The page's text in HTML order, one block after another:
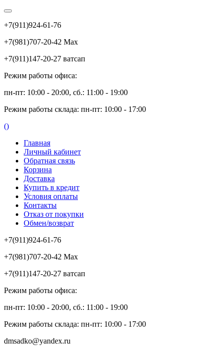
+7(911)924-61-76
+7(981)707-20-42 Max
+7(911)147-20-27 ватсап
Режим работы офиса:
пн-пт: 10:00 - 20:00, сб.: 11:00 - 19:00
Режим работы склада: пн-пт: 10:00 - 17:00
()
Главная
Личный кабинет
Обратная связь
Корзина
Доставка
Купить в кредит
Условия оплаты
Контакты
Отказ от покупки
Обмен/возврат
+7(911)924-61-76
+7(981)707-20-42 Max
+7(911)147-20-27 ватсап
Режим работы офиса:
пн-пт: 10:00 - 20:00, сб.: 11:00 - 19:00
Режим работы склада: пн-пт: 10:00 - 17:00
dmsadko@yandex.ru